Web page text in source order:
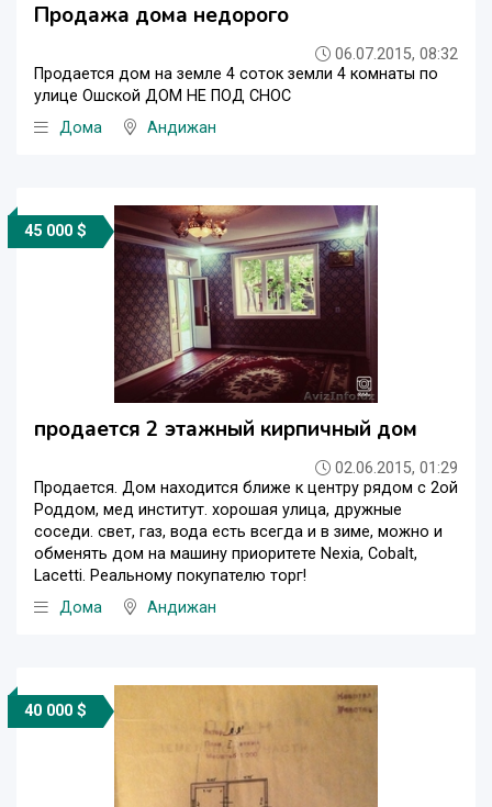
Продажа дома недорого
06.07.2015, 08:32
Продается дом на земле 4 соток земли 4 комнаты по
улице Ошской ДОМ НЕ ПОД СНОС
Дома
Андижан
45 000 $
продается 2 этажный кирпичный дом
02.06.2015, 01:29
Продается. Дом находится ближе к центру рядом с 2ой
Роддом, мед институт. хорошая улица, дружные
соседи. свет, газ, вода есть всегда и в зиме, можно и
обменять дом на машину приоритете Nexia, Cobalt,
Lacetti. Реальному покупателю торг!
Дома
Андижан
40 000 $